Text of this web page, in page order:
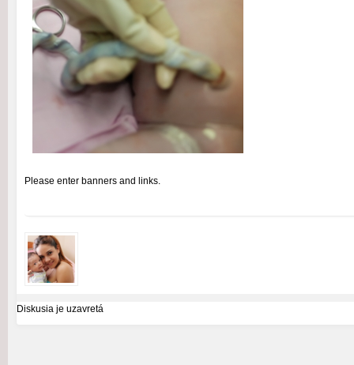
Please enter banners and links.
Diskusia je uzavretá